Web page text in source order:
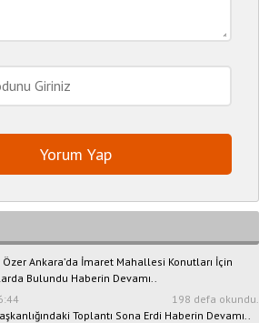
Özer Ankara’da İmaret Mahallesi Konutları İçin
Bulundu Haberin Devamı..
198 defa okundu.
Toplantı Sona Erdi Haberin Devamı..